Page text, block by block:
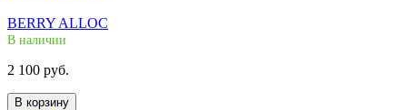
BERRY ALLOC
В наличии
2 100 руб.
В корзину